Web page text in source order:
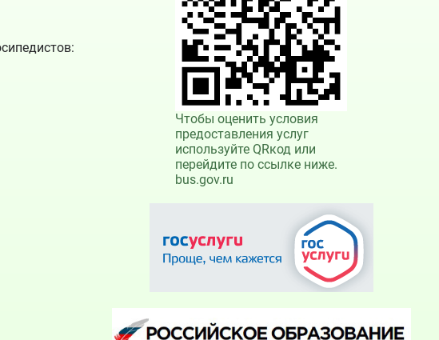
Чтобы оценить условия
предоставления услуг
используйте QRкод или
перейдите по ссылке ниже.
bus.gov.ru